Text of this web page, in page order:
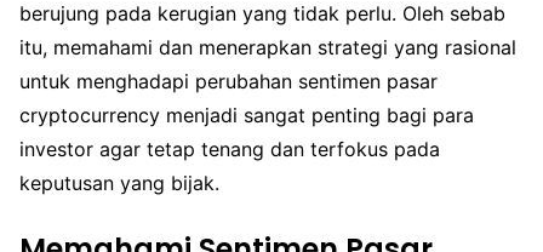
berujung pada kerugian yang tidak perlu. Oleh sebab
itu, memahami dan menerapkan strategi yang rasional
untuk menghadapi perubahan sentimen pasar
cryptocurrency menjadi sangat penting bagi para
investor agar tetap tenang dan terfokus pada
keputusan yang bijak.